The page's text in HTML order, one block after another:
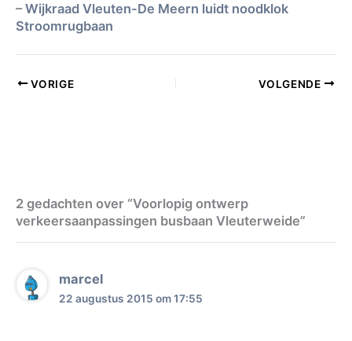
– Wijkraad Vleuten-De Meern luidt noodklok
Stroomrugbaan
VORIGE VOLGENDE
2 gedachten over “Voorlopig ontwerp
verkeersaanpassingen busbaan Vleuterweide”
marcel
22 augustus 2015 om 17:55